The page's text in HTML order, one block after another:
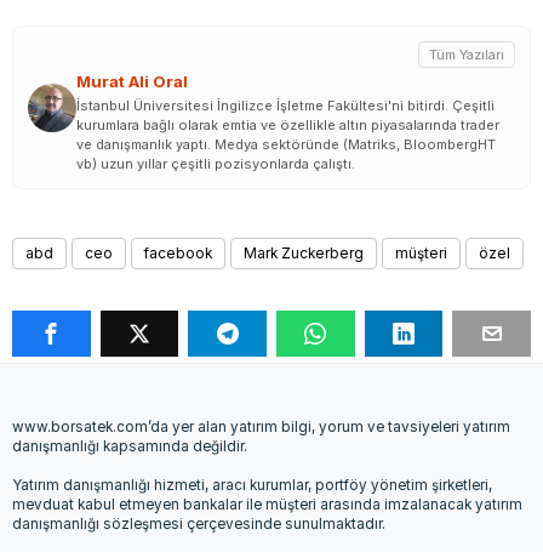
Murat Ali Oral
Tüm Yazıları
İstanbul Üniversitesi İngilizce İşletme Fakültesi'ni bitirdi. Çeşitli
kurumlara bağlı olarak emtia ve özellikle altın piyasalarında trader
ve danışmanlık yaptı. Medya sektöründe (Matriks, BloombergHT
vb) uzun yıllar çeşitli pozisyonlarda çalıştı.
abd ceo facebook Mark Zuckerberg müşteri özel
www.borsatek.com’da yer alan yatırım bilgi, yorum ve tavsiyeleri yatırım
danışmanlığı kapsamında değildir.
Yatırım danışmanlığı hizmeti, aracı kurumlar, portföy yönetim şirketleri,
mevduat kabul etmeyen bankalar ile müşteri arasında imzalanacak yatırım
danışmanlığı sözleşmesi çerçevesinde sunulmaktadır.